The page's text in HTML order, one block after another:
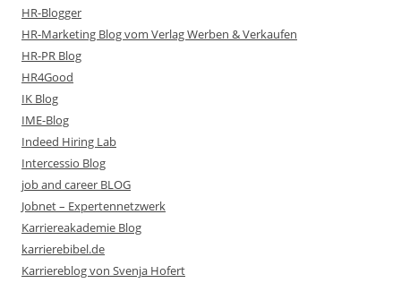
HR-Blogger
HR-Marketing Blog vom Verlag Werben & Verkaufen
HR-PR Blog
HR4Good
IK Blog
IME-Blog
Indeed Hiring Lab
Intercessio Blog
job and career BLOG
Jobnet – Expertennetzwerk
Karriereakademie Blog
karrierebibel.de
Karriereblog von Svenja Hofert